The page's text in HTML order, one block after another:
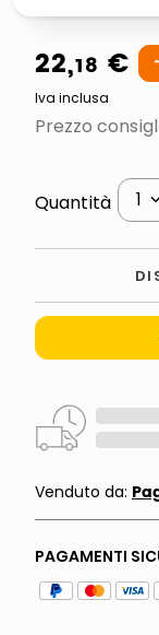
22,18 €
Iva inclusa
Prezzo
Quantità 1
Venduto da:
PAGAMENTI